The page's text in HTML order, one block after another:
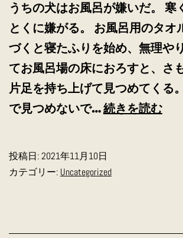
うちの犬はお風呂が嫌いだ。 寒
とくに嫌がる。 お風呂用のタオ
づくと寝たふりを始め、無理や
てお風呂場の床におろすと、さ
片足を持ち上げて見つめてくる
で見つめないで…続きを読むお
投稿日:2021年11月10日
カテゴリー: Uncategorized